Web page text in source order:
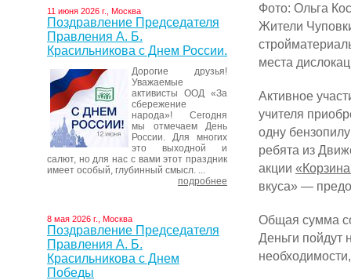
11 июня 2026 г., Москва
Поздравление Председателя
Правления А. Б.
Красильникова с Днем России.
Дорогие друзья!
Уважаемые
активисты ООД «За
сбережение
народа»! Сегодня
мы отмечаем День
России. Для многих
это выходной и
салют, но для нас с вами этот праздник
имеет особый, глубинный смысл. ...
подробнее
8 мая 2026 г., Москва
Поздравление Председателя
Правления А. Б.
Красильникова с Днем
Победы
Фото: Ольга
Жители
места
Активное
учителя
одну
ребята из
акции
вкуса» —
Общая сумма
Деньги пойдут